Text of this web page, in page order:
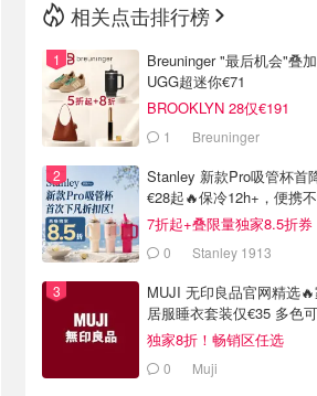
相关点击排行榜
Breuninger "最后机会"叠
UGG超迷你€71
BROOKLYN 28仅€191
1 Breuninger
Stanley 新款Pro吸管杯首
€28起🔥保冷12h+，便携
水
7折起+叠限量独家8.5折券
0 Stanley 1913
MUJI 无印良品官网精选
居服睡衣套装仅€35 多色
独家8折！畅销区任选
0 Muji